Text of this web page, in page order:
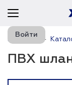
Войти
Главная
ПВХ